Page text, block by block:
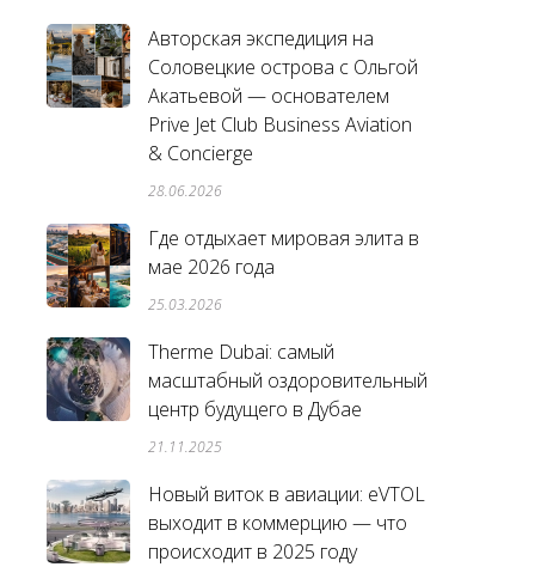
Авторская экспедиция на
Соловецкие острова с Ольгой
Акатьевой — основателем
Prive Jet Club Business Aviation
& Concierge
28.06.2026
Где отдыхает мировая элита в
мае 2026 года
25.03.2026
Therme Dubai: самый
масштабный оздоровительный
центр будущего в Дубае
21.11.2025
Новый виток в авиации: eVTOL
выходит в коммерцию — что
происходит в 2025 году